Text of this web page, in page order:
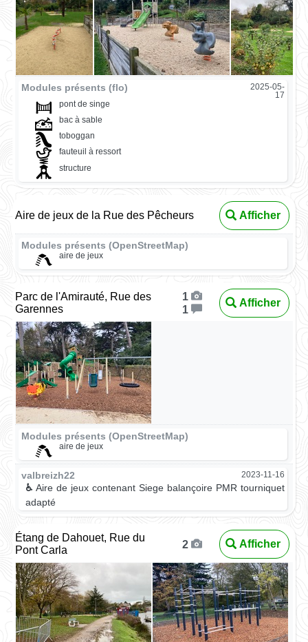
Modules présents (flo)
2025-05-
17
pont de singe
bac à sable
toboggan
fauteuil à ressort
structure
Aire de jeux de la Rue des Pêcheurs Afficher
Modules présents (OpenStreetMap)
aire de jeux
Parc de l'Amirauté, Rue des
Garennes
1
1
Afficher
Modules présents (OpenStreetMap)
aire de jeux
valbreizh22 2023-11-16
♿ Aire de jeux contenant Siege balançoire PMR tourniquet
adapté
Étang de Dahouet, Rue du
Pont Carla
2 Afficher